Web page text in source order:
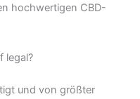
hochwertigen CBD-
legal?
und von größter